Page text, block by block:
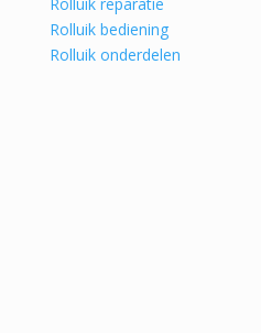
Rolluik bediening
Rolluik onderdelen